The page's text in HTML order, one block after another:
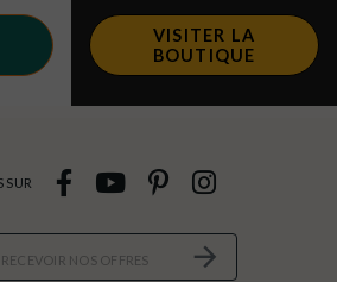
VISITER LA
BOUTIQUE
SUR